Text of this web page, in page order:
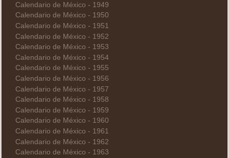
Calendario de México - 1949
Calendario de México - 1950
Calendario de México - 1951
Calendario de México - 1952
Calendario de México - 1953
Calendario de México - 1954
Calendario de México - 1955
Calendario de México - 1956
Calendario de México - 1957
Calendario de México - 1958
Calendario de México - 1959
Calendario de México - 1960
Calendario de México - 1961
Calendario de México - 1962
Calendario de México - 1963